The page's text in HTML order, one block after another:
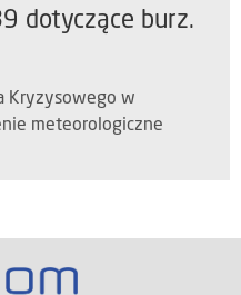
dotyczące burz.
Kryzysowego w
meteorologiczne